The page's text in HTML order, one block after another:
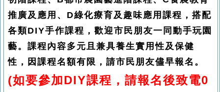
推廣及應用、D綠化療育及趣味應用課程，搭配
各類DIY手作課程，歡迎市民朋友一同動手玩園
藝。課程內容多元且兼具養生實用性及保健
性，因課程名額有限，請市民朋友儘早報名。
(如要參加DIY課程，請報名後致電0